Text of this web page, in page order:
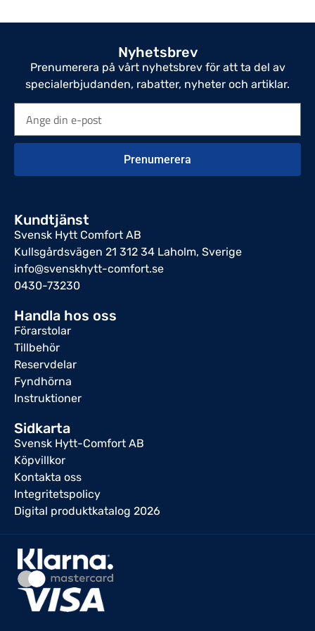
Nyhetsbrev
Prenumerera på vårt nyhetsbrev för att ta del av
specialerbjudanden, rabatter, nyheter och artiklar.
Prenumerera
Kundtjänst
Svensk Hytt Comfort AB
Kullsgårdsvägen 21 312 34 Laholm, Sverige
info@svenskhytt-comfort.se
0430-73230
Handla hos oss
Förarstolar
Tillbehör
Reservdelar
Fyndhörna
Instruktioner
Sidkarta
Svensk Hytt-Comfort AB
Köpvillkor
Kontakta oss
Integritetspolicy
Digital produktkatalog 2026